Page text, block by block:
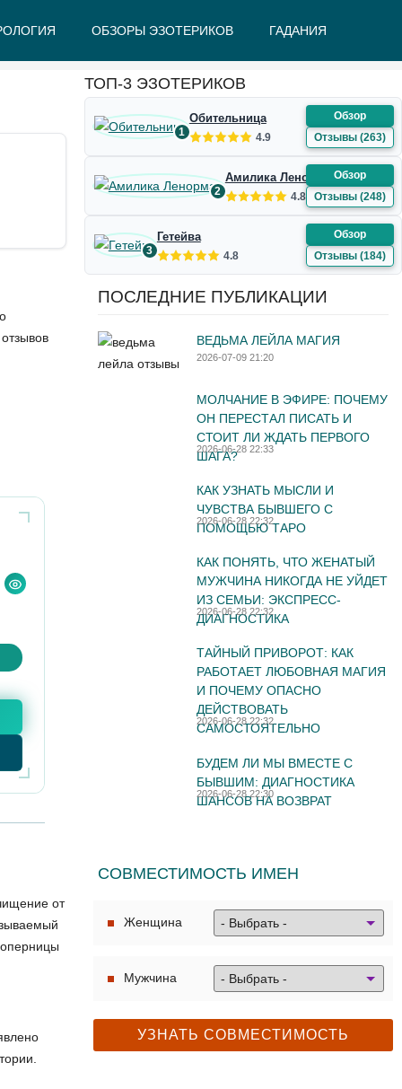
ОБЗОРЫ ЭЗОТЕРИКОВ ГАДАНИЯ
от
ТОП-3 ЭЗОТЕРИКОВ
1
Обительница
4.9
Обзор
Отзывы (263)
2
Амилика Ленорман
4.8
Обзор
Отзывы (248)
3
Гетейва
4.8
Обзор
Отзывы (184)
ПОСЛЕДНИЕ ПУБЛИКАЦИИ
ВЕДЬМА ЛЕЙЛА МАГИЯ
2026-07-09 21:20
МОЛЧАНИЕ В ЭФИРЕ: ПОЧЕМУ
ОН ПЕРЕСТАЛ ПИСАТЬ И
СТОИТ ЛИ ЖДАТЬ ПЕРВОГО
ШАГА?
2026-06-28 22:33
КАК УЗНАТЬ МЫСЛИ И
ЧУВСТВА БЫВШЕГО С
ПОМОЩЬЮ ТАРО
2026-06-28 22:32
КАК ПОНЯТЬ, ЧТО ЖЕНАТЫЙ
МУЖЧИНА НИКОГДА НЕ УЙДЕТ
ИЗ СЕМЬИ: ЭКСПРЕСС-
ДИАГНОСТИКА
2026-06-28 22:32
ТАЙНЫЙ ПРИВОРОТ: КАК
РАБОТАЕТ ЛЮБОВНАЯ МАГИЯ
И ПОЧЕМУ ОПАСНО
ДЕЙСТВОВАТЬ
САМОСТОЯТЕЛЬНО
2026-06-28 22:32
БУДЕМ ЛИ МЫ ВМЕСТЕ С
БЫВШИМ: ДИАГНОСТИКА
ШАНСОВ НА ВОЗВРАТ
2026-06-28 22:30
СОВМЕСТИМОСТЬ ИМЕН
Женщина
Мужчина